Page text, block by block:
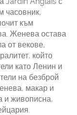
часовник,
към
Женева остава
от векове,
който
като Ленин и
на безброй
макар и
и живописна,